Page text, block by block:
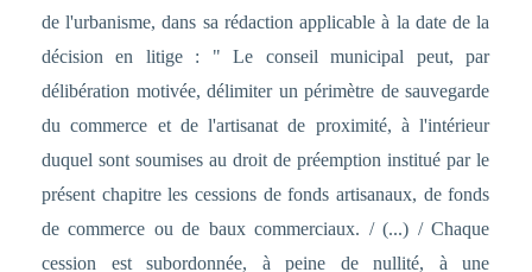
de l'urbanisme, dans sa rédaction applicable à la date de la
décision en litige : " Le conseil municipal peut, par
délibération motivée, délimiter un périmètre de sauvegarde
du commerce et de l'artisanat de proximité, à l'intérieur
duquel sont soumises au droit de préemption institué par le
présent chapitre les cessions de fonds artisanaux, de fonds
de commerce ou de baux commerciaux. / (...) / Chaque
cession est subordonnée, à peine de nullité, à une